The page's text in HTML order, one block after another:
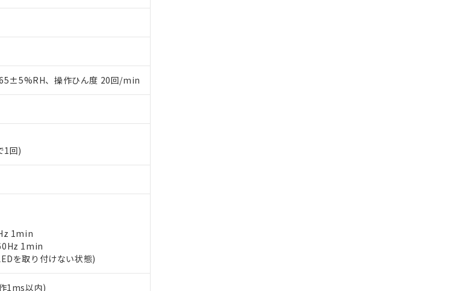
、操作ひん度 20回/min
1回)
1min
1min
を取り付けない状態)
1ms以内)
えご利用ください。
取扱商品の当社在庫状況および標準価格(税抜)を提供させていただ
は、本サービスの対象外となる商品もあることをご了承ください。
は、記載している更新日時点での社内データに基づき作成されるも
際の在庫および標準価格とは異なる場合があることをご了承くださ
お客様のお取引先、またはお客様担当のオムロン制御機器販売店・
売拠点は「販売ネットワーク
社の事前の承諾なく第三者に漏洩または開示しないようお願いしま
の非含有に対応した製品が提供可能な商品です。
非含有に対応した製品に切り替える予定のある商品です。
）の非含有に非対応の商品で、対応品を出す予定はありません。
）の非含有の対応状況を調査中または確認中の商品です。
有害物質有無と関係のない商品です。
カドミウム(Cd) 100ppm以下、
ニル類(PBB) 1000ppm以下、ポリ臭化ジフェニルエーテル類(PBDE) 1000ppm以下、
1000ppm以下、フタル酸ブチルベンジル（BBP） 1000ppm以下、フタル酸ジブチ
ル (DIBP) 1000ppm以下
る意図的な使用がないことを確認しています。
定月が前後することがあります。
の基準値以下であることを示します。
の基準値を超えていることを示します。
お問い合わせください。
フェニル類) : 1000ppm、 PBDEs(ポリ臭化ジフェニルエーテル類) : 1000ppm、
酸ジイソブチル) : 1000ppm、 BBP(フタル酸ブチルベンジル) : 1000ppm、
基準値以下であることを示します。
外国為替および外国貿易法に定める商品（以下｢規制貨物等」とい
、完全に破砕するなど、違法に輸出されないよう必要な手段を講じ
イル、化学兵器、生物兵器またはその他武器並びにこれらの製造装
する場合は、上記1、2および3の内容を当該第三者に通知します。
係わる関係者が違法に輸出するおそれがある場合は、取り引きをい
り
いては、お客様のお取引先、またはお客様担当のオムロン制御
確認ください)